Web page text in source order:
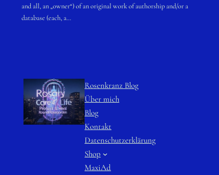
and all, an „owner“) of an original work of authorship and/or a
database (each, a…
Rosenkranz Blog
Über mich
Blog
Kontakt
Datenschutzerklärung
Shop
MaxiAd